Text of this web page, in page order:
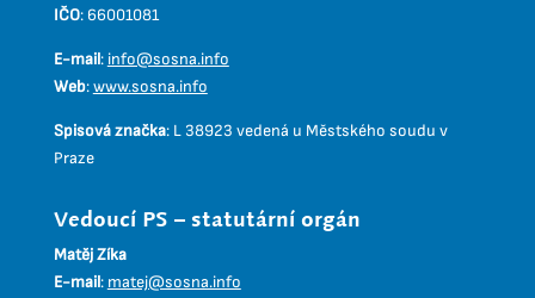
IČO: 66001081
E-mail: info@sosna.info
Web:www.sosna.info
Spisová značka: L 38923 vedená u Městského soudu v
Praze
Vedoucí PS – statutární orgán
Matěj Zíka
E-mail: matej@sosna.info